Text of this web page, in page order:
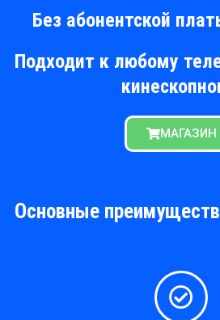
Без абонентской
Подходит к любому
МАГАЗИН
Основные